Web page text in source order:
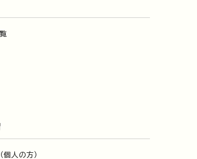
個人の方）